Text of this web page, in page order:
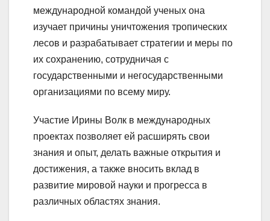
международной командой ученых она
изучает причины уничтожения тропических
лесов и разрабатывает стратегии и меры по
их сохранению, сотрудничая с
государственными и негосударственными
организациями по всему миру.
Участие Ирины Волк в международных
проектах позволяет ей расширять свои
знания и опыт, делать важные открытия и
достижения, а также вносить вклад в
развитие мировой науки и прогресса в
различных областях знания.